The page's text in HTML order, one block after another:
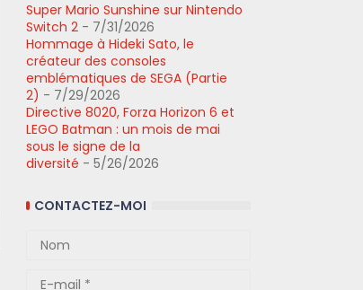
Super Mario Sunshine sur Nintendo
Switch 2 - 7/31/2026
Hommage à Hideki Sato, le
créateur des consoles
emblématiques de SEGA (Partie
2) - 7/29/2026
Directive 8020, Forza Horizon 6 et
LEGO Batman : un mois de mai
sous le signe de la
diversité - 5/26/2026
CONTACTEZ-MOI